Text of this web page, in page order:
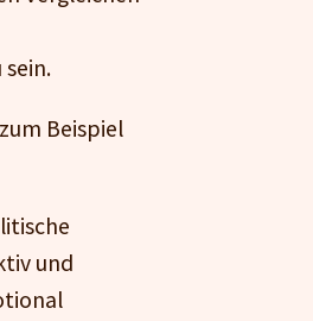
Beispiel
und